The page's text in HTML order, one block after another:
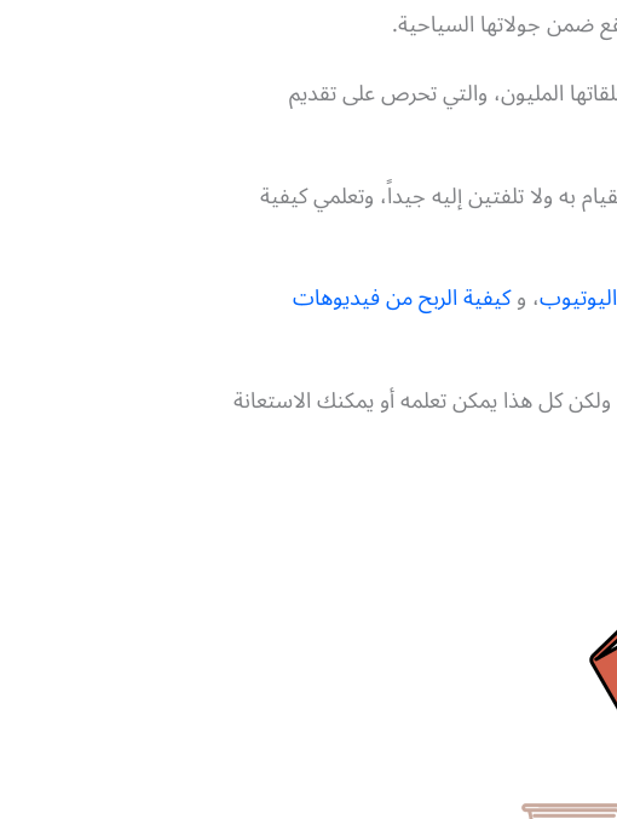
ضمن جولاتها السياحية.
المليون، والتي تحرص على تقديم
به ولا تلفتين إليه جيداً، وتعلمي كيفية
، وكيفية الربح من فيديوهات
ولكن كل هذا يمكن تعلمه أو يمكنك الاستعانة